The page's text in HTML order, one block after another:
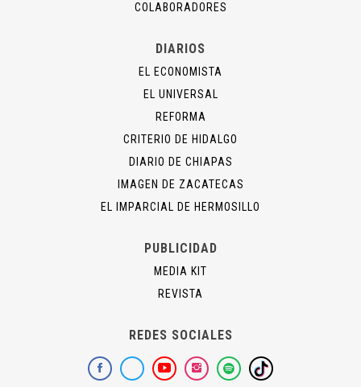
COLABORADORES
DIARIOS
EL ECONOMISTA
EL UNIVERSAL
REFORMA
CRITERIO DE HIDALGO
DIARIO DE CHIAPAS
IMAGEN DE ZACATECAS
EL IMPARCIAL DE HERMOSILLO
PUBLICIDAD
MEDIA KIT
REVISTA
REDES SOCIALES